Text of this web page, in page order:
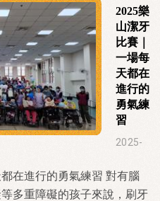
2025樂
山潔牙
比賽｜
一場每
天都在
進行的
勇氣練
習
2025-
在進行的勇氣練習 對有腦
多重障礙的孩子來說，刷牙